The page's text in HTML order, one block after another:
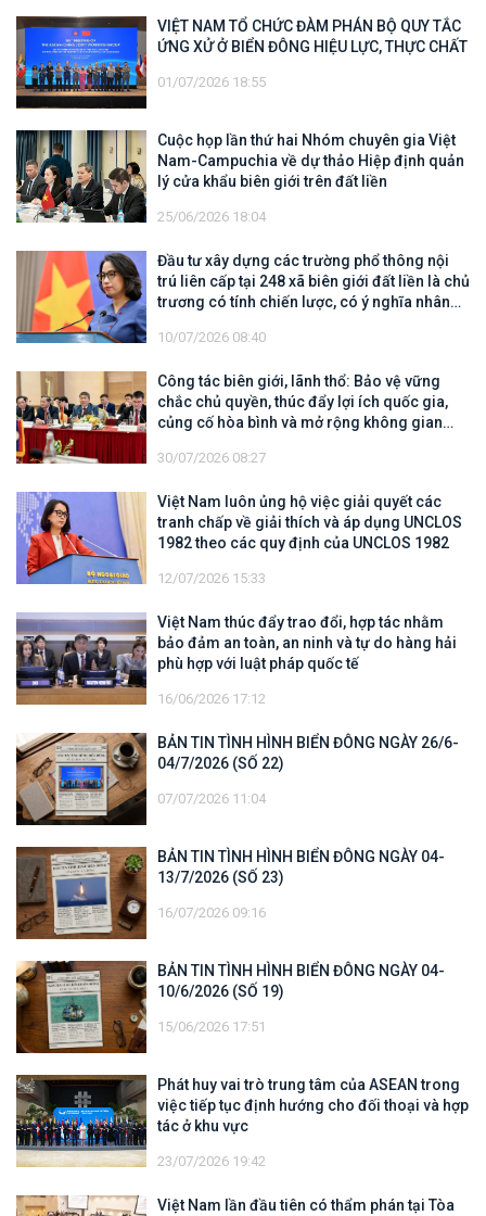
VIỆT NAM TỔ CHỨC ĐÀM PHÁN BỘ QUY TẮC
ỨNG XỬ Ở BIỂN ĐÔNG HIỆU LỰC, THỰC CHẤT
01/07/2026 18:55
Cuộc họp lần thứ hai Nhóm chuyên gia Việt
Nam-Campuchia về dự thảo Hiệp định quản
lý cửa khẩu biên giới trên đất liền
25/06/2026 18:04
Đầu tư xây dựng các trường phổ thông nội
trú liên cấp tại 248 xã biên giới đất liền là chủ
trương có tính chiến lược, có ý nghĩa nhân
10/07/2026 08:40
Công tác biên giới, lãnh thổ: Bảo vệ vững
chắc chủ quyền, thúc đẩy lợi ích quốc gia,
củng cố hòa bình và mở rộng không gian
30/07/2026 08:27
Việt Nam luôn ủng hộ việc giải quyết các
tranh chấp về giải thích và áp dụng UNCLOS
1982 theo các quy định của UNCLOS 1982
12/07/2026 15:33
Việt Nam thúc đẩy trao đổi, hợp tác nhằm
bảo đảm an toàn, an ninh và tự do hàng hải
phù hợp với luật pháp quốc tế
16/06/2026 17:12
BẢN TIN TÌNH HÌNH BIỂN ĐÔNG NGÀY 26/6-
04/7/2026 (SỐ 22)
07/07/2026 11:04
BẢN TIN TÌNH HÌNH BIỂN ĐÔNG NGÀY 04-
13/7/2026 (SỐ 23)
16/07/2026 09:16
BẢN TIN TÌNH HÌNH BIỂN ĐÔNG NGÀY 04-
10/6/2026 (SỐ 19)
15/06/2026 17:51
Phát huy vai trò trung tâm của ASEAN trong
việc tiếp tục định hướng cho đối thoại và hợp
tác ở khu vực
23/07/2026 19:42
Việt Nam lần đầu tiên có thẩm phán tại Tòa